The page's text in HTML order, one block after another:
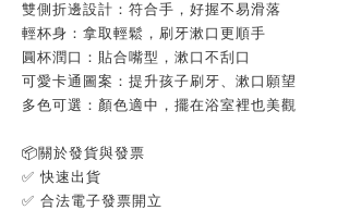
雙側折邊設計：符合手，好握不易滑落
輕杯身：拿取輕鬆，刷牙漱口更順手
圓杯潤口：貼合嘴型，漱口不刮口
可愛卡通圖案：提升孩子刷牙、漱口願望
多色可選：顏色適中，擺在浴室裡也美觀
📦關於發貨與發票
✅ 快速出貨
✅ 合法電子發票開立